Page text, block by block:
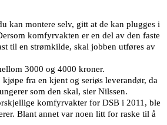
kan montere selv, gitt at de kan plugges i
komfyrvakten er en del av den faste
til en strømkilde, skal jobben utføres av
3000 og 4000 kroner.
fra en kjent og seriøs leverandør, da
som den skal, sier Nilssen.
komfyrvakter for DSB i 2011, ble
Blant annet var noen litt for raske til å